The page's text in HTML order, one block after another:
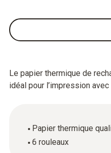
Le papier thermique de
idéal pour l’impression
Papier thermique
6 rouleaux